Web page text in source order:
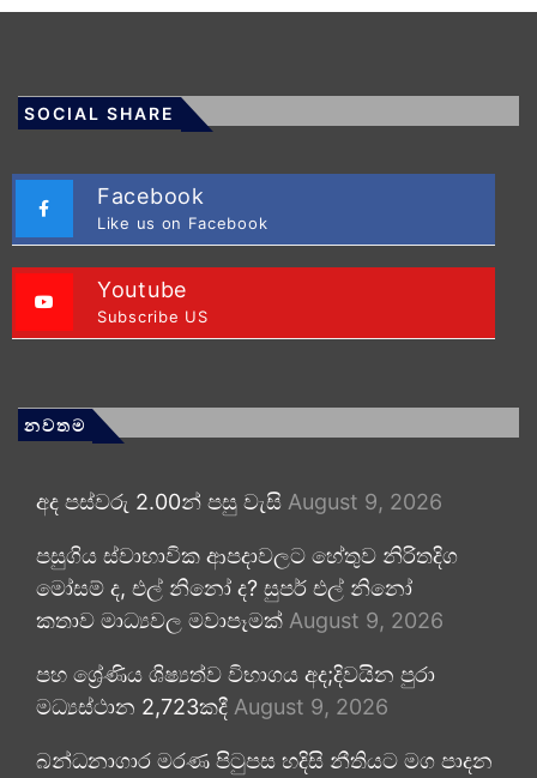
SOCIAL SHARE
Facebook
Like us on Facebook
Youtube
Subscribe US
නවතම
අද පස්වරු 2.00න් පසු වැසි August 9, 2026
පසුගිය ස්වාභාවික ආපදාවලට හේතුව නිරිතදිග
මෝසම් ද, එල් නිනෝ ද? සුපර් එල් නිනෝ
කතාව මාධ්‍යවල මවාපෑමක් August 9, 2026
පහ ශ්‍රේණිය ශිෂ්‍යත්ව විභාගය අද;දිවයින පුරා
මධ්‍යස්ථාන 2,723කදී August 9, 2026
බන්ධනාගාර මරණ පිටුපස හදිසි නීතියට මග පාදන